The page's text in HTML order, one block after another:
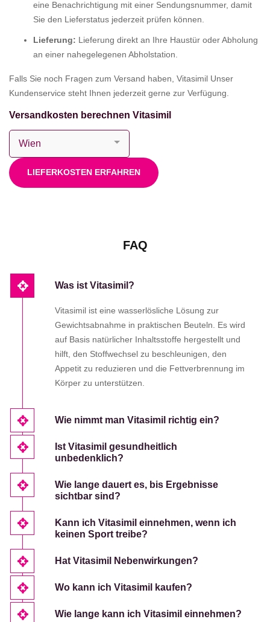
eine Benachrichtigung mit einer Sendungsnummer, damit
Sie den Lieferstatus jederzeit prüfen können.
Lieferung: Lieferung direkt an Ihre Haustür oder Abholung
an einer nahegelegenen Abholstation.
Falls Sie noch Fragen zum Versand haben, Vitasimil Unser
Kundenservice steht Ihnen jederzeit gerne zur Verfügung.
Versandkosten berechnen Vitasimil
LIEFERKOSTEN ERFAHREN
FAQ
Was ist Vitasimil?
Vitasimil ist eine wasserlösliche Lösung zur
Gewichtsabnahme in praktischen Beuteln. Es wird
auf Basis natürlicher Inhaltsstoffe hergestellt und
hilft, den Stoffwechsel zu beschleunigen, den
Appetit zu reduzieren und die Fettverbrennung im
Körper zu unterstützen.
Wie nimmt man Vitasimil richtig ein?
Ist Vitasimil gesundheitlich
unbedenklich?
Wie lange dauert es, bis Ergebnisse
sichtbar sind?
Kann ich Vitasimil einnehmen, wenn ich
keinen Sport treibe?
Hat Vitasimil Nebenwirkungen?
Wo kann ich Vitasimil kaufen?
Wie lange kann ich Vitasimil einnehmen?